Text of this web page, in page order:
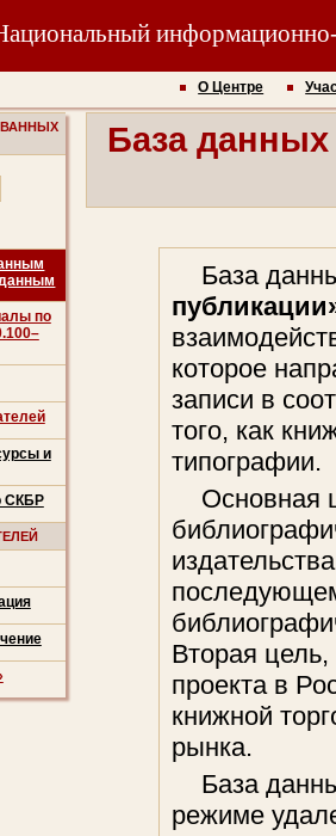
О Центре
по
и
СКБР
База
База
которое
записи в
того, как
типографии.
Основная
Вторая цель,
проекта в
книжной
рынка.
База
режиме